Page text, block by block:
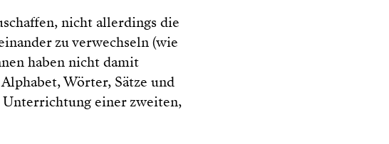
nicht allerdings die
zu verwechseln (wie
haben nicht damit
Wörter, Sätze und
Unterrichtung einer zweiten,